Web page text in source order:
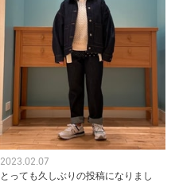
2023.02.07
とっても久しぶりの投稿になりまし